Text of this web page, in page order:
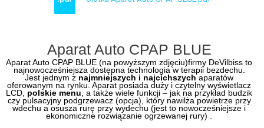
Aparat Auto CPAP BLUE
Aparat Auto CPAP BLUE (na powyższym zdjęciu)firmy DeVilbiss to
najnowocześniejsza dostępna technologia w terapii bezdechu.
Jest jednym z najmniejszych i najcichszych aparatów
oferowanym na rynku. Aparat posiada duży i czytelny wyświetlacz
LCD, polskie menu , a także wiele funkcji – jak na przykład budzik
czy pulsacyjny podgrzewacz (opcja), który nawilża powietrze przy
wdechu a osusza rurę przy wydechu (jest to nowocześniejsze i
ekonomiczne rozwiązanie ogrzewanej rury) .